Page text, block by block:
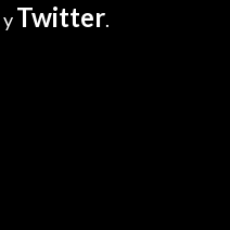
yTwitter.